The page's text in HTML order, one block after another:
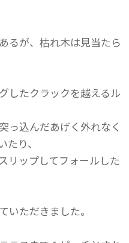
るが、枯れ木は見当たら
したクラックを越えるル
っ込んだあげく外れなく
り、
リップしてフォールした
いただきました。